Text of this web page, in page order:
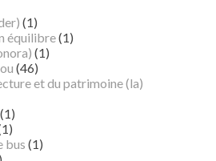
(1)
équilibre(1)
(1)
(46)
et du patrimoine (la)
(1)
bus (1)